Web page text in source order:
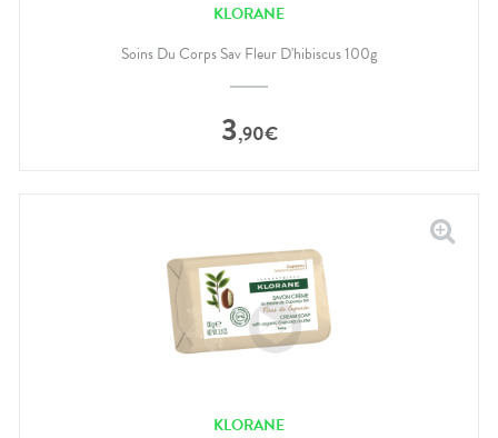
KLORANE
Soins Du Corps Sav Fleur D'hibiscus 100g
3,90€
KLORANE